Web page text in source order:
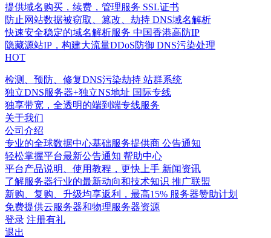
提供域名购买，续费，管理服务 SSL证书
防止网站数据被窃取、篡改、劫持 DNS域名解析
快速安全稳定的域名解析服务 中国香港高防IP
隐藏源站IP，构建大流量DDoS防御 DNS污染处理
HOT
检测、预防、修复DNS污染劫持 站群系统
独立DNS服务器+独立NS地址 国际专线
独享带宽，全透明的端到端专线服务
关于我们
公司介绍
专业的全球数据中心基础服务提供商 公告通知
轻松掌握平台最新公告通知 帮助中心
平台产品说明、使用教程，更快上手 新闻资讯
了解服务器行业的最新动向和技术知识 推广联盟
新购、复购、升级均享返利，最高15% 服务器赞助计划
免费提供云服务器和物理服务器资源
登录 注册有礼
退出